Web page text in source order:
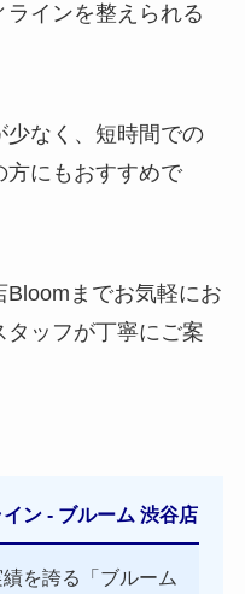
インを整えられる
なく、短時間での
方にもおすすめで
までお気軽にお
タッフが丁寧にご案
ン - ブルーム 渋谷店
を誇る「ブルーム